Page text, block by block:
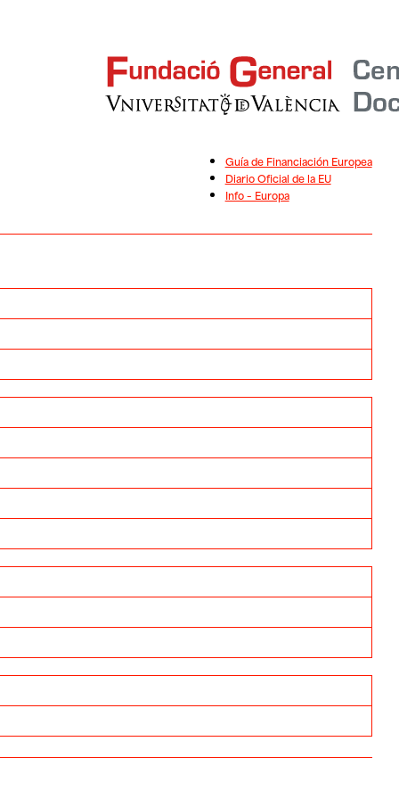
Guía de Financiación Europea
Diario Oficial de la EU
Info – Europa